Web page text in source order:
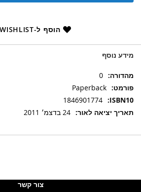
הוסף ל-WISHLIST
מידע נוסף
מידע
נוסף
0
Paperback
1846901774
24 בדצמ׳ 2011
צור קשר